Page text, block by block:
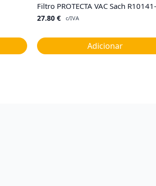
Filtro PROTECTA VAC Sach
27.80 € c/IVA
Adicionar